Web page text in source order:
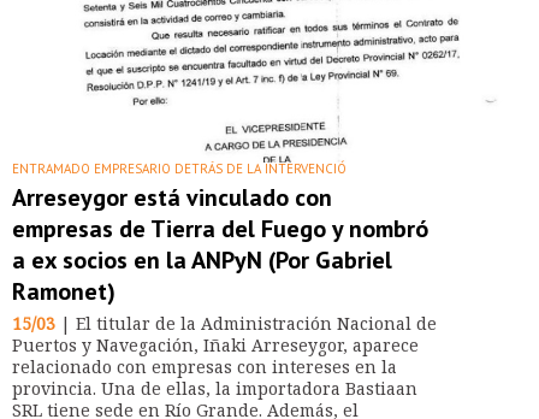
ENTRAMADO EMPRESARIO DETRÁS DE LA INTERVENCIÓ
Arreseygor está vinculado con
empresas de Tierra del Fuego y nombró
a ex socios en la ANPyN (Por Gabriel
Ramonet)
15/03 | El titular de la Administración Nacional de
Puertos y Navegación, Iñaki Arreseygor, aparece
relacionado con empresas con intereses en la
provincia. Una de ellas, la importadora Bastiaan
SRL tiene sede en Río Grande. Además, el